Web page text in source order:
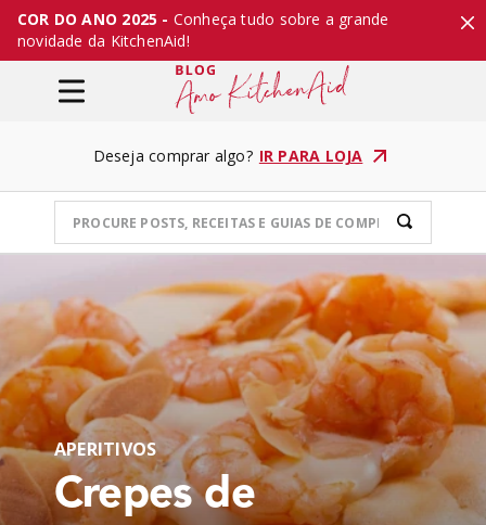
COR DO ANO 2025 - Conheça tudo sobre a grande
novidade da KitchenAid!
Deseja comprar algo? IR PARA LOJA
APERITIVOS
Crepes de